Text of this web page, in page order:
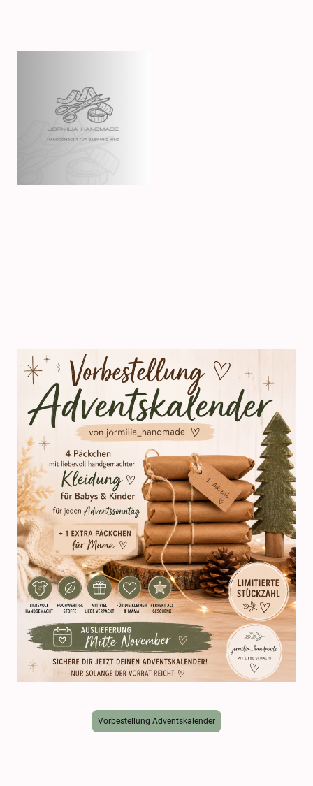
Vorbestellung Adventskalender